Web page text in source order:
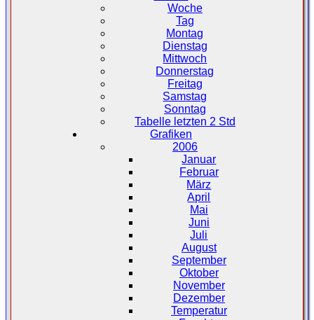
Woche
Tag
Montag
Dienstag
Mittwoch
Donnerstag
Freitag
Samstag
Sonntag
Tabelle letzten 2 Std
Grafiken
2006
Januar
Februar
März
April
Mai
Juni
Juli
August
September
Oktober
November
Dezember
Temperatur